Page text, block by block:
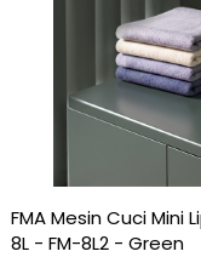
FMA Mesin Cuci Mini
8L - FM-8L2 - Green